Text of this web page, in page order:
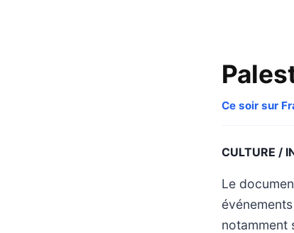
Ce soir sur
CULTURE /
Le
notamment